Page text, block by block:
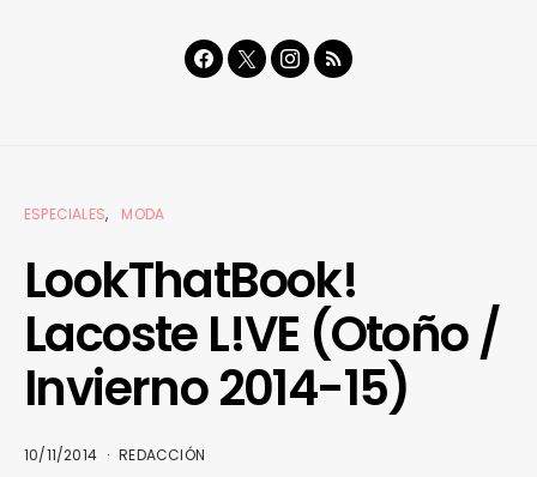
ESPECIALES MODA
LookThatBook!
Lacoste L!VE (Otoño /
Invierno 2014-15)
10/11/2014 REDACCIÓN